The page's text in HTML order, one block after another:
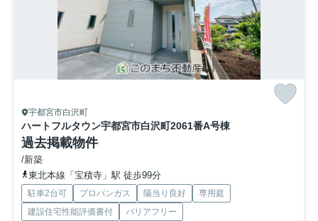
宇都宮市白沢町
ハートフルタウン宇都宮市白沢町2061番A号棟
過去掲載物件
/新築
東北本線「宝積寺」駅 徒歩99分
駐車2台可 プロパンガス 陽当り良好
専用庭
建設住宅性能評価書付
バリアフリー